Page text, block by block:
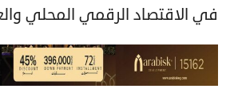
في الاقتصاد الرقمي المحلي